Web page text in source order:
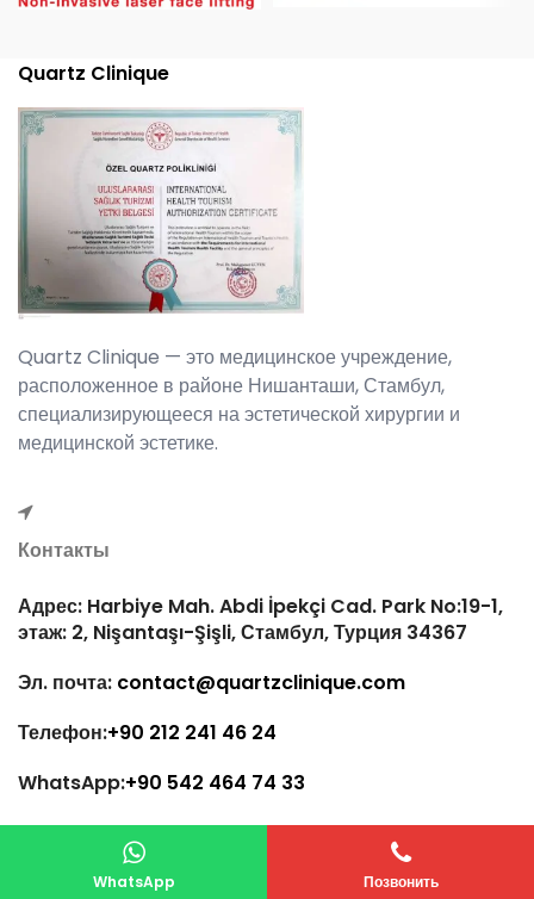
Quartz Clinique
Quartz Clinique — это медицинское учреждение,
расположенное в районе Нишанташи, Стамбул,
специализирующееся на эстетической хирургии и
медицинской эстетике.
Контакты
Адрес: Harbiye Mah. Abdi İpekçi Cad. Park No:19-1,
этаж: 2, Nişantaşı-Şişli, Стамбул, Турция 34367
Эл. почта: contact@quartzclinique.com
Телефон:+90 212 241 46 24
WhatsApp:+90 542 464 74 33
Quartz Clinique 2024 ©Все права защищены.
Медицинские услуги Арвас Tic.
WhatsApp Позвонить